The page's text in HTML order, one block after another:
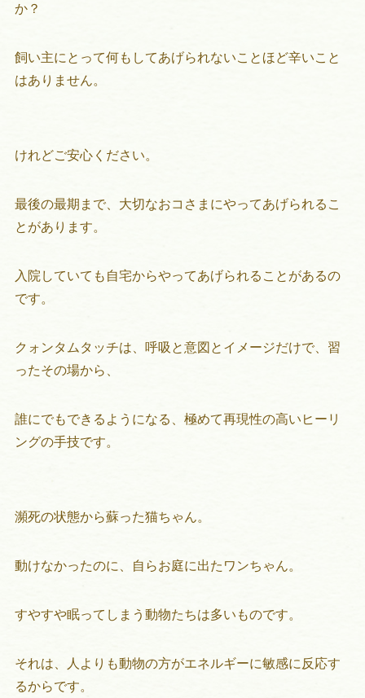
か？
飼い主にとって何もしてあげられないことほど辛いこと
はありません。
けれどご安心ください。
最後の最期まで、大切なおコさまにやってあげられるこ
とがあります。
入院していても自宅からやってあげられることがあるの
です。
クォンタムタッチは、呼吸と意図とイメージだけで、習
ったその場から、
誰にでもできるようになる、極めて再現性の高いヒーリ
ングの手技です。
瀕死の状態から蘇った猫ちゃん。
動けなかったのに、自らお庭に出たワンちゃん。
すやすや眠ってしまう動物たちは多いものです。
それは、人よりも動物の方がエネルギーに敏感に反応す
るからです。